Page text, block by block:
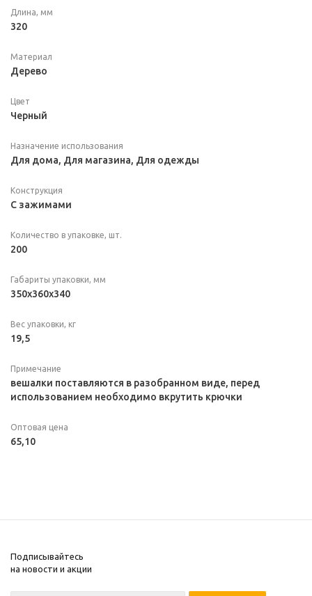
Длина, мм
320
Материал
Дерево
Цвет
Черный
Назначение использования
Для дома, Для магазина, Для одежды
Конструкция
С зажимами
Количество в упаковке, шт.
200
Габариты упаковки, мм
350x360x340
Вес упаковки, кг
19,5
Примечание
вешалки поставляются в разобранном виде, перед
использованием необходимо вкрутить крючки
Оптовая цена
65,10
Подписывайтесь
на новости и акции